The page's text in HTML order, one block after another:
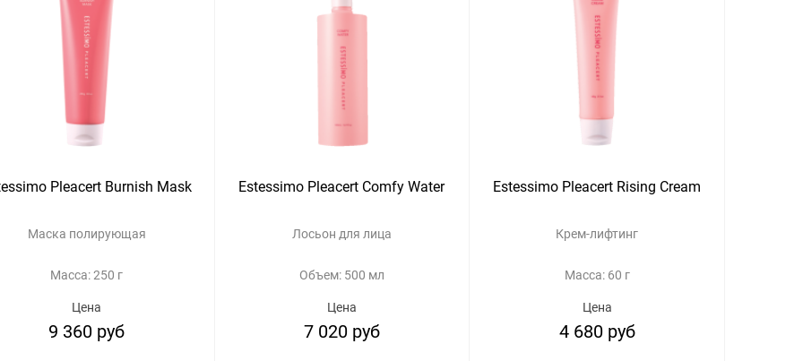
Pleacert Burnish Mask
Маска полирующая
Масса: 250 г
Цена
9 360 руб
Estessimo Pleacert Comfy Water
Лосьон для лица
Объем: 500 мл
Цена
7 020 руб
Estessimo Pleacert Rising Cream
Крем-лифтинг
Масса: 60 г
Цена
4 680 руб